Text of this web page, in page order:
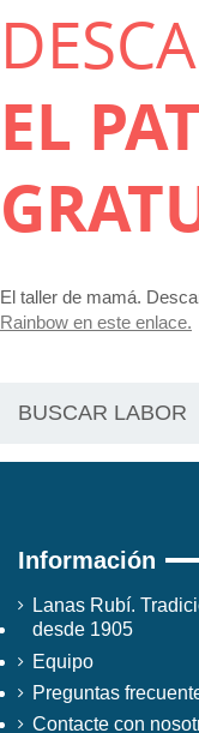
EL
El taller de mamá.
Rainbow en este enlace.
Información
Lanas Rubí.
desde 1905
Equipo
Preguntas
Contacte con